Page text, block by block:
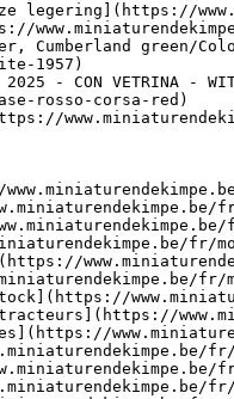
legering](https://
Cumberland green/
1957)
2025 - CON VETRINA
rosso-corsa-red)